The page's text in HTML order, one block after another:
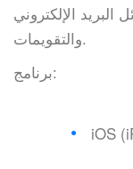
الإلكتروني
والتقويمات.
برنامج:
iOS